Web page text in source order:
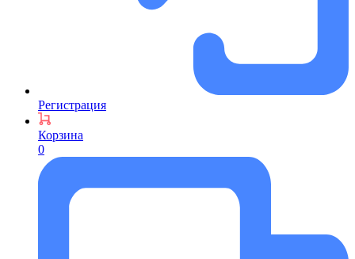
Регистрация
Корзина
0